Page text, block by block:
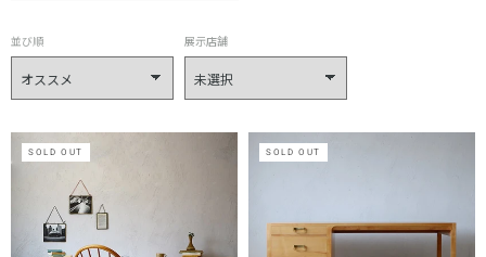
並び順 展示店舗
SOLD OUT SOLD OUT